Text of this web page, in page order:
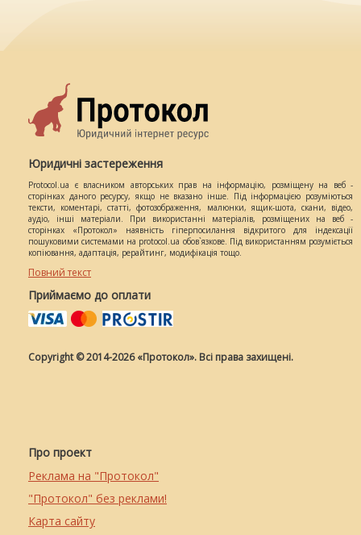
Юридичні застереження
Protocol.ua є власником авторських прав на інформацію, розміщену на веб -
сторінках даного ресурсу, якщо не вказано інше. Під інформацією розуміються
тексти, коментарі, статті, фотозображення, малюнки, ящик-шота, скани, відео,
аудіо, інші матеріали. При використанні матеріалів, розміщених на веб -
сторінках «Протокол» наявність гіперпосилання відкритого для індексації
пошуковими системами на protocol.ua обов`язкове. Під використанням розуміється
копіювання, адаптація, рерайтинг, модифікація тощо.
Повний текст
Приймаємо до оплати
Copyright © 2014-2026 «Протокол». Всі права захищені.
Про проект
Реклама на "Протокол"
"Протокол" без реклами!
Карта сайту